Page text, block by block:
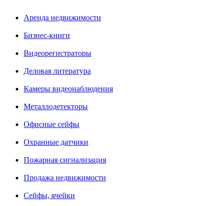
Аренда недвижимости
Бизнес-книги
Видеорегистраторы
Деловая литература
Камеры видеонаблюдения
Металлодетекторы
Офисные сейфы
Охранные датчики
Пожарная сигнализация
Продажа недвижимости
Сейфы, ячейки